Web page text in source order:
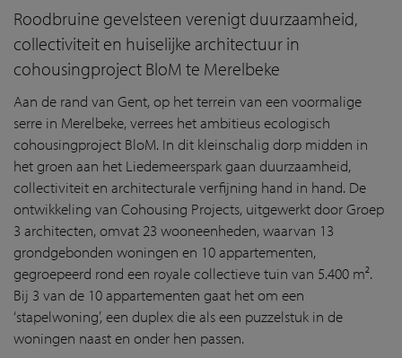
Roodbruine gevelsteen verenigt duurzaamheid,
collectiviteit en huiselijke architectuur in
cohousingproject BloM te Merelbeke
Aan de rand van Gent, op het terrein van een voormalige
serre in Merelbeke, verrees het ambitieus ecologisch
cohousingproject BloM. In dit kleinschalig dorp midden in
het groen aan het Liedemeerspark gaan duurzaamheid,
collectiviteit en architecturale verfijning hand in hand. De
ontwikkeling van Cohousing Projects, uitgewerkt door Groep
3 architecten, omvat 23 wooneenheden, waarvan 13
grondgebonden woningen en 10 appartementen,
gegroepeerd rond een royale collectieve tuin van 5.400 m².
Bij 3 van de 10 appartementen gaat het om een
‘stapelwoning’, een duplex die als een puzzelstuk in de
woningen naast en onder hen passen.